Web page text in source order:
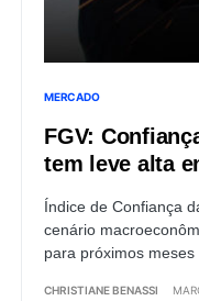
MERCADO
FGV:
tem leve alta
Índice de Confiança
cenário
para próximos meses
CHRISTIANE BENASSI